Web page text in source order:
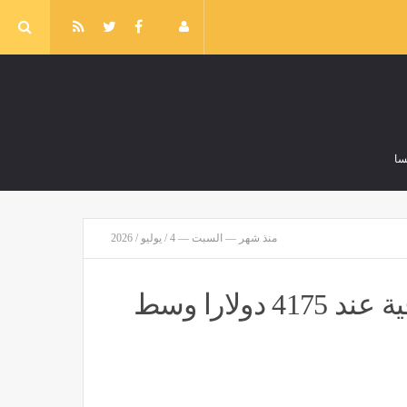
منذ شهر — السبت — 4 / يوليو / 2026
الذهب يلتقط الأنفاس، استقرار الأوقية عند 4175 دولارا وسط